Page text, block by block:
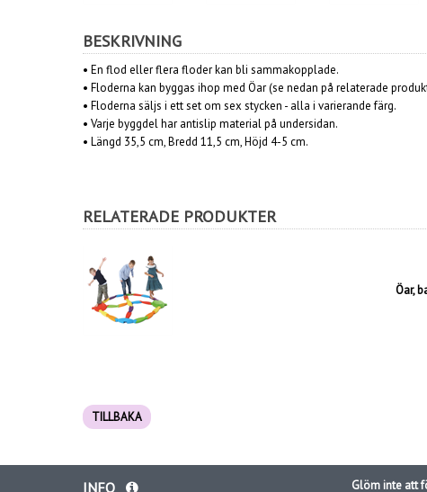
BESKRIVNING
• En flod eller flera floder kan bli sammakopplade.
• Floderna kan byggas ihop med Öar (se nedan på relaterade
• Floderna säljs i ett set om sex stycken - alla i varierande färg.
• Varje byggdel har antislip material på undersidan.
• Längd 35,5 cm, Bredd 11,5 cm, Höjd 4-5 cm.
RELATERADE PRODUKTER
Öar,
TILLBAKA
INFO Glöm inte att